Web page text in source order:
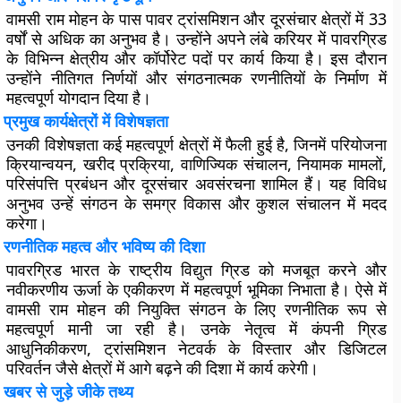
वामसी राम मोहन के पास पावर ट्रांसमिशन और दूरसंचार क्षेत्रों में 33
वर्षों से अधिक का अनुभव है। उन्होंने अपने लंबे करियर में पावरग्रिड
के विभिन्न क्षेत्रीय और कॉर्पोरेट पदों पर कार्य किया है। इस दौरान
उन्होंने नीतिगत निर्णयों और संगठनात्मक रणनीतियों के निर्माण में
महत्वपूर्ण योगदान दिया है।
प्रमुख कार्यक्षेत्रों में विशेषज्ञता
उनकी विशेषज्ञता कई महत्वपूर्ण क्षेत्रों में फैली हुई है, जिनमें परियोजना
क्रियान्वयन, खरीद प्रक्रिया, वाणिज्यिक संचालन, नियामक मामलों,
परिसंपत्ति प्रबंधन और दूरसंचार अवसंरचना शामिल हैं। यह विविध
अनुभव उन्हें संगठन के समग्र विकास और कुशल संचालन में मदद
करेगा।
रणनीतिक महत्व और भविष्य की दिशा
पावरग्रिड भारत के राष्ट्रीय विद्युत ग्रिड को मजबूत करने और
नवीकरणीय ऊर्जा के एकीकरण में महत्वपूर्ण भूमिका निभाता है। ऐसे में
वामसी राम मोहन की नियुक्ति संगठन के लिए रणनीतिक रूप से
महत्वपूर्ण मानी जा रही है। उनके नेतृत्व में कंपनी ग्रिड
आधुनिकीकरण, ट्रांसमिशन नेटवर्क के विस्तार और डिजिटल
परिवर्तन जैसे क्षेत्रों में आगे बढ़ने की दिशा में कार्य करेगी।
खबर से जुड़े जीके तथ्य